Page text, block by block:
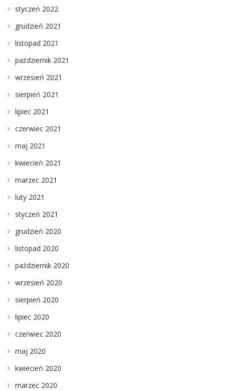
styczeń 2022
grudzień 2021
listopad 2021
październik 2021
wrzesień 2021
sierpień 2021
lipiec 2021
czerwiec 2021
maj 2021
kwiecień 2021
marzec 2021
luty 2021
styczeń 2021
grudzień 2020
listopad 2020
październik 2020
wrzesień 2020
sierpień 2020
lipiec 2020
czerwiec 2020
maj 2020
kwiecień 2020
marzec 2020